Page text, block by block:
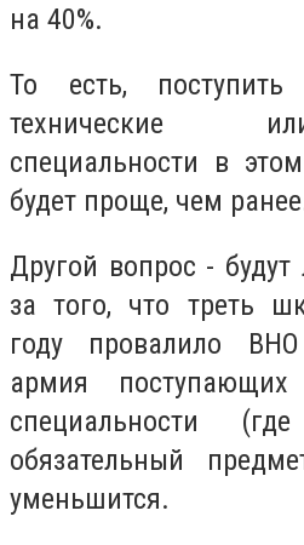
на 40%.
То есть,
технические
специальности в
будет проще, чем
Другой вопрос -
за того, что треть
году провалило
армия
специальности
обязательный
уменьшится.